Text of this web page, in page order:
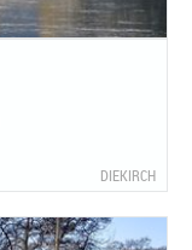
DIEKIRCH